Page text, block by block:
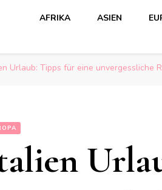
AFRIKA ASIEN
Urlaub: Tipps für eine unvergessliche